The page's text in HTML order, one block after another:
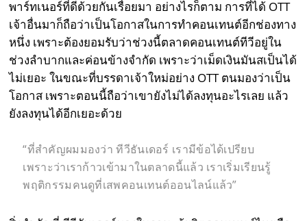
พาร์ทเนอร์ที่ดีด้วยกันเรื่อยมา อย่างไรก็ตาม การที่ได้ OTT
เจ้าอื่นมาก็ถือว่าเป็นโอกาสในการทำคอนเทนต์อีกช่องทาง
หนึ่ง เพราะต้องยอมรับว่าช่วงนี้ตลาดคอนเทนต์ทีวีอยู่ใน
ช่วงลำบากและค่อนข้างจำกัด เพราะว่าเม็ดเงินมันสเป็นได้
ไม่เยอะ ในขณะที่บรรดาเจ้าใหม่อย่าง OTT ตนมองว่าเป็น
โอกาส เพราะตอนนี้ถือว่าเขายังไม่ได้ลงทุนอะไรเลย แล้ว
ยังลงทุนได้อีกเยอะด้วย
“ที่สำคัญผมมองว่าทีวีธันเดอร์ เรามีข้อได้เปรียบ
เพราะว่าเราก้าวเข้ามาในตลาดนี้แล้ว เราเริ่มเรียนรู้
พฤติกรรมคนดูที่เสพคอนเทนต์ออนไลน์แล้ว”